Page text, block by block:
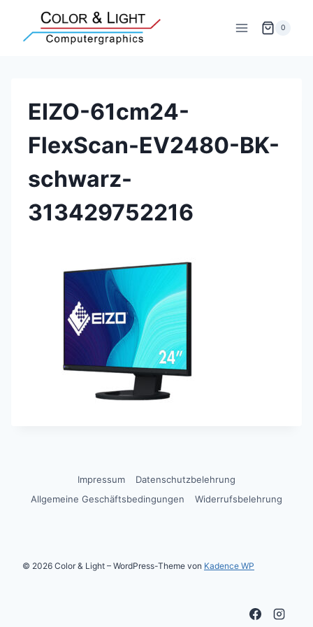
springen
0
EIZO-61cm24-
FlexScan-EV2480-BK-
schwarz-
313429752216
Impressum
Datenschutzbelehrung
Allgemeine Geschäftsbedingungen
Widerrufsbelehrung
© 2026 Color & Light – WordPress-Theme von Kadence WP